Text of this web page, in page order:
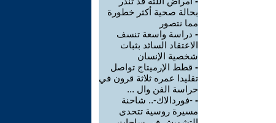
بحالة صحية أكثر خطورة
مما نتصور
- دراسة واسعة تنسف
الاعتقاد السائد بثبات
شخصية الإنسان
- قطط الإرميتاج تواصل
تقليدا عمره ثلاثة قرون في
حراسة الفن وال ...
- -فوردالاك-.. شاحنة
مسيرة روسية تتحدى